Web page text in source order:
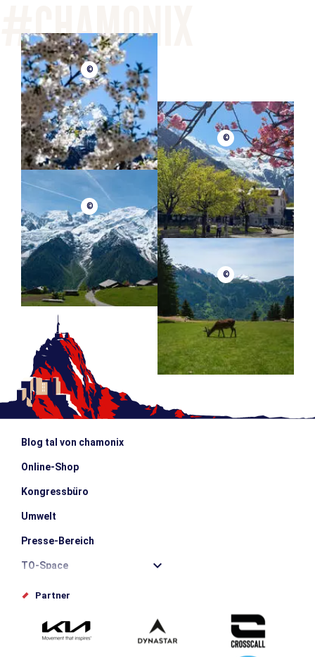
©
©
©
©
Blog tal von chamonix
Online-Shop
Kongressbüro
Umwelt
Presse-Bereich
TO-Space
Offices de tourisme
Schlagen Sie Ihr Event vor
Partner